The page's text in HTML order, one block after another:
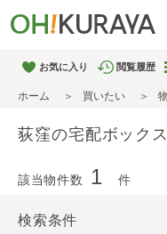
お気に入り 閲覧履歴
ホーム 買いたい
荻窪の宅配ボック
該当物件数 1 件
検索条件